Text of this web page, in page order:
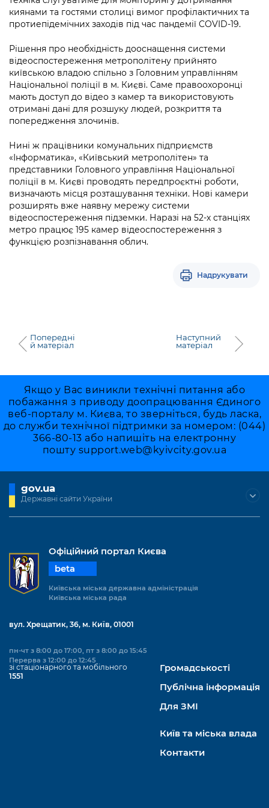
Підприємства, установи, організації
Kyiv International Relations
Річні звіти
Гендерна політика
Безбар'єрність
Портал Захисників та Захисниць
Безбар'єрність
Портал послуг
Міський застосунок Київ Цифровий
Важливе під час воєнного стану
Уряд» – місцевий рівень»
Про відкриті дані
Публічні дашборди
киянами та гостями столиці вимог профілактичних та
протиепідемічних заходів під час пандемії COVID-19.
Рішення про необхідність дооснащення системи
відеоспостереження метрополітену прийнято
київською владою спільно з Головним управлінням
Національної поліції в м. Києві. Саме правоохоронці
мають доступ до відео з камер та використовують
отримані дані для розшуку людей, розкриття та
попередження злочинів.
Нині ж працівники комунальних підприємств
«Інформатика», «Київський метрополітен» та
представники Головного управління Національної
поліції в м. Києві проводять передпроєктні роботи,
визначають місця розташування техніки. Нові камери
розширять вже наявну мережу системи
відеоспостереження підземки. Наразі на 52-х станціях
метро працює 195 камер відеоспостереження з
функцією розпізнавання облич.
Надрукувати
Попередні
й матеріал
Наступний
матеріал
Якщо у Вас виникли технічні питання або
побажання з приводу доопрацювання Єдиного
веб-порталу м. Києва, то зверніться, будь ласка,
до служби технічної підтримки за номером: (044)
366-80-13 або напишіть на електронну
пошту support.web@kyivcity.gov.ua
gov.ua
Державні сайти України
Офіційний портал Києва
beta
Київська міська державна адміністрація
Київська міська рада
вул. Хрещатик, 36, м. Київ, 01001
пн-чт з 8:00 до 17:00, пт з 8:00 до 15:45
Перерва з 12:00 до 12:45
зі стаціонарного та мобільного
1551
Громадськості
Публічна інформація
Для ЗМІ
Київ та міська влада
Контакти